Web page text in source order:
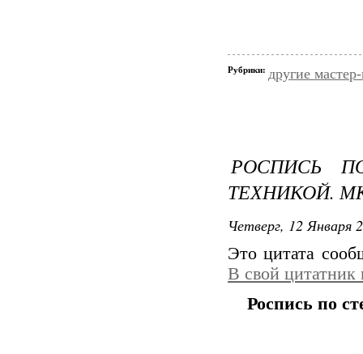
Рубрики: другие
РОСПИСЬ
ТЕХНИКОЙ.
Четверг, 12 Января
Это цитата
В свой цитатник
Роспись по